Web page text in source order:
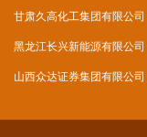
甘肃久高化工集团有限公司
黑龙江长兴新能源有限公司
山西众达证券集团有限公司